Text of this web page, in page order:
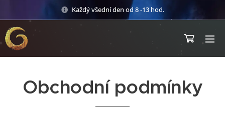
Každý všední den od 8 -13 hod.
Obchodní podmínky